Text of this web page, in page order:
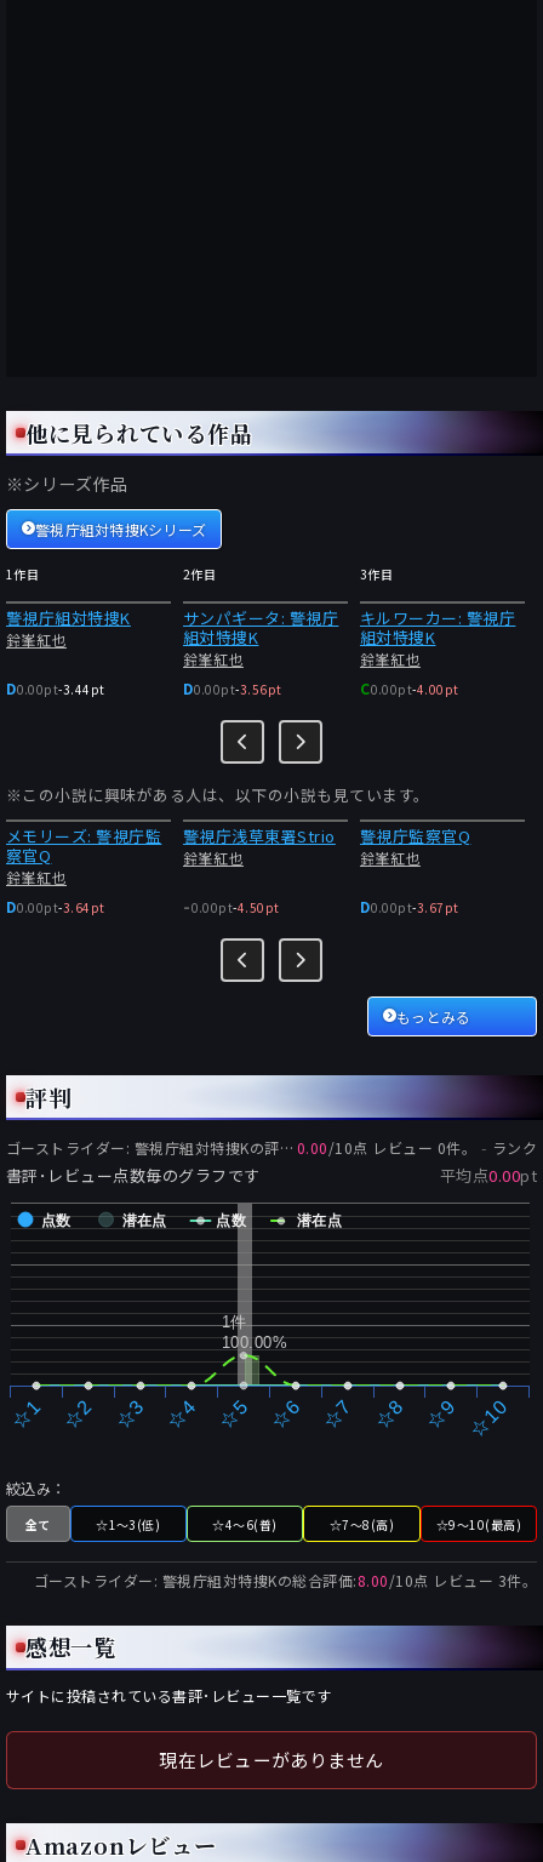
他に見られている作品
※シリーズ作品
警視庁組対特捜Kシリーズ
1作目
警視庁組対特捜K
鈴峯紅也
D0.00pt-3.44pt
2作目
サンパギータ: 警視庁
組対特捜K
鈴峯紅也
D0.00pt-3.56pt
3作目
キルワーカー: 警視庁
組対特捜K
鈴峯紅也
C0.00pt-4.00pt
※この小説に興味がある人は、以下の小説も見ています。
メモリーズ: 警視庁監
察官Q
鈴峯紅也
D0.00pt-3.64pt
警視庁浅草東署Strio
鈴峯紅也
-0.00pt-4.50pt
警視庁監察官Q
鈴峯紅也
D0.00pt-3.67pt
もっとみる
評判
ゴーストライダー: 警視庁組対特捜Kの評価: 0.00/10点 レビュー 0件。 - ランク
書評･レビュー点数毎のグラフです 平均点0.00pt
点数 潜在点 点数 潜在点
☆1 ☆2 ☆3 ☆4 ☆5 ☆6 ☆7 ☆8 ☆9 ☆10
1件
100.00%
絞込み：
全て ☆1～3(低) ☆4～6(普) ☆7～8(高) ☆9～10(最高)
ゴーストライダー: 警視庁組対特捜Kの総合評価:8.00/10点 レビュー 3件。
感想一覧
サイトに投稿されている書評･レビュー一覧です
現在レビューがありません
Amazonレビュー